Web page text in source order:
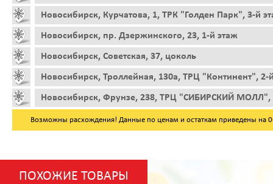
Новосибирск, Курчатова, 1, ТРК "Голден Парк", 3-й
Новосибирск, пр. Дзержинского, 23, 1-й этаж
Новосибирск, Советская, 37, цоколь
Новосибирск, Троллейная, 130а, ТРЦ "Континент", 2-
Новосибирск, Фрунзе, 238, ТРЦ "СИБИРСКИЙ МОЛЛ",
Возможны расхождения! Данные по ценам и остаткам приведены на
ПОХОЖИЕ ТОВАРЫ